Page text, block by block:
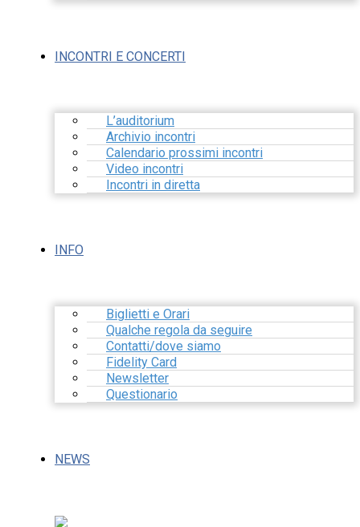
INCONTRI E CONCERTI
L’auditorium
Archivio incontri
Calendario prossimi incontri
Video incontri
Incontri in diretta
INFO
Biglietti e Orari
Qualche regola da seguire
Contatti/dove siamo
Fidelity Card
Newsletter
Questionario
NEWS